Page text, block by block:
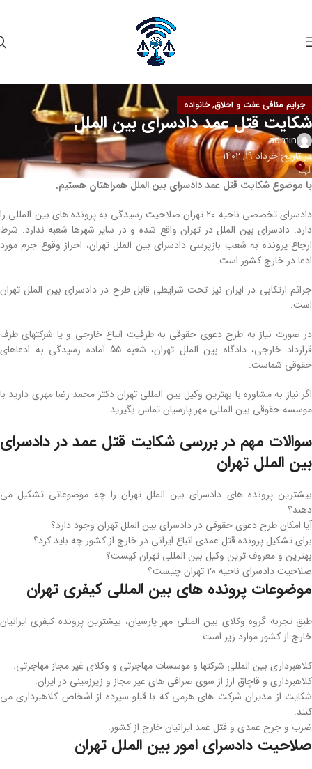
جرایم منافی عفت و اخلاق,خانواده
شکایت قتل عمد دادسرای بین الملل
admin
در تاریخ خرداد 19, 1402
0
با موضوع شکایت قتل عمد دادسرای بین الملل همراهتان هستیم.
دادسرای تخصصی ناحیه 20 تهران صلاحیت رسیدگی به پرونده های بین المللی را
دارد. دادسرای بین الملل در تهران واقع شده و در سایر شهرها شعبه ندارد. شرط
ارجاع پرونده به شعب بازپرسی دادسرای بین الملل تهران، احراز وقوع جرم مورد
ادعا در خارج کشور است.
جرائم ارتکابی در ایران نیز تحت شرایطی قابل طرح در دادسرای بین الملل تهران
است.
در صورت نیاز به طرح دعوی حقوقی به طرفیت اتباع خارجی و یا شرکتهای طرف
قرارداد خارجی، دادگاه بین الملل تهران، شعبه 55 آماده رسیدگی به ادعاهای
حقوقی شماست.
اگر نیاز به مشاوره با بهترین وکیل بین المللی تهران دکتر محمد رضا مهری دارید با
موسسه حقوقی بین المللی مهر پارسیان تماس بگیرید.
سوالات مهم در بررسی شکایت قتل عمد در دادسرای
بین الملل تهران
بیشترین پرونده های دادسرای بین الملل تهران را چه موضوعاتی تشکیل می
دهند؟
آیا امکان طرح دعوی حقوقی در دادسرای بین الملل تهران وجود دارد؟
برای تشکیل پرونده قتل عمدی اتباع ایرانی در خارج از کشور چه باید کرد؟
بهترین و معروف ترین وکیل بین المللی تهران کیست؟
صلاحیت دادسرای ناحیه 20 تهران چیست؟
موضوعات پرونده های بین المللی کیفری تهران
طبق تجربه گروه وکلای بین المللی مهر پارسیان، بیشترین پرونده کیفری ایرانیان
خارج از کشور موارد زیر است.
کلاهبرداری بین المللی شرکتها و موسسات مهاجرتی و وکلای غیر مجاز مهاجرتی.
کلاهبرداری و قاچاق ارز از سوی صرافی های غیر مجاز و زیرزمینی در ایران.
شکایت از مدیران شرکت های هرمی که با قبلو سپرده از اشخاص کلاهبرداری می
کنند.
ضرب و جرح عمدی و قتل عمد ایرانیان خارج از کشور.
صلاحیت دادسرای امور بین الملل تهران